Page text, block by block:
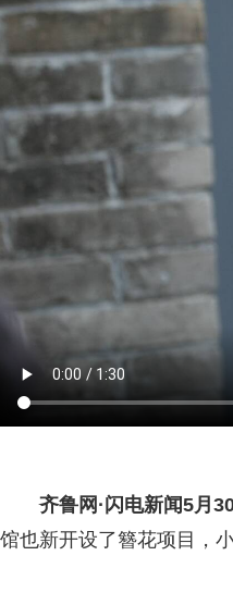
齐鲁网 ·闪电新闻5月
馆也新开设了簪花项目，